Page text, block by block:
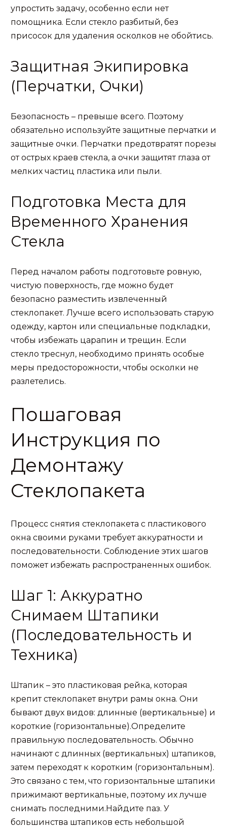
упростить задачу, особенно если нет
помощника. Если стекло разбитый, без
присосок для удаления осколков не обойтись.
Защитная Экипировка
(Перчатки, Очки)
Безопасность – превыше всего. Поэтому
обязательно используйте защитные перчатки и
защитные очки. Перчатки предотвратят порезы
от острых краев стекла, а очки защитят глаза от
мелких частиц пластика или пыли.
Подготовка Места для
Временного Хранения
Стекла
Перед началом работы подготовьте ровную,
чистую поверхность, где можно будет
безопасно разместить извлеченный
стеклопакет. Лучше всего использовать старую
одежду, картон или специальные подкладки,
чтобы избежать царапин и трещин. Если
стекло треснул, необходимо принять особые
меры предосторожности, чтобы осколки не
разлетелись.
Пошаговая
Инструкция по
Демонтажу
Стеклопакета
Процесс снятия стеклопакета с пластикового
окна своими руками требует аккуратности и
последовательности. Соблюдение этих шагов
поможет избежать распространенных ошибок.
Шаг 1: Аккуратно
Снимаем Штапики
(Последовательность и
Техника)
Штапик – это пластиковая рейка, которая
крепит стеклопакет внутри рамы окна. Они
бывают двух видов: длинные (вертикальные) и
короткие (горизонтальные).Определите
правильную последовательность. Обычно
начинают с длинных (вертикальных) штапиков,
затем переходят к коротким (горизонтальным).
Это связано с тем, что горизонтальные штапики
прижимают вертикальные, поэтому их лучше
снимать последними.Найдите паз. У
большинства штапиков есть небольшой